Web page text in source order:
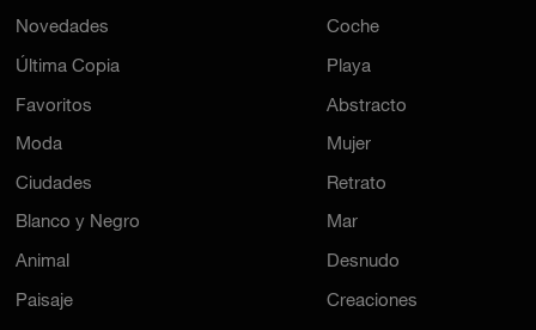
Novedades
Última Copia
Favoritos
Moda
Ciudades
Blanco y Negro
Animal
Paisaje
Coche
Playa
Abstracto
Mujer
Retrato
Mar
Desnudo
Creaciones